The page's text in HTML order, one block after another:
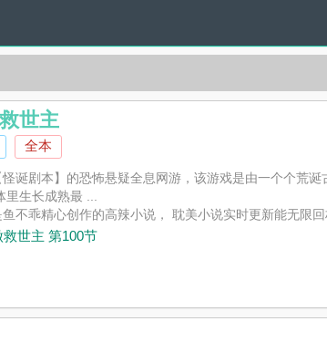
世主
全本
诞剧本】的恐怖悬疑全息网游，该游戏是由一个个荒
生长成熟最 ...
鱼不乖精心创作的高辣小说， 耽美小说实时更新能无
表 耽美小说赞同或者支持能无限回档了当然要做救世主
世主 第100节